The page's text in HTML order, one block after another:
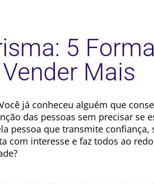
5
Mais
já conheceu alguém que
das pessoas sem precisar se
pessoa que transmite confiança,
com interesse e faz todos ao